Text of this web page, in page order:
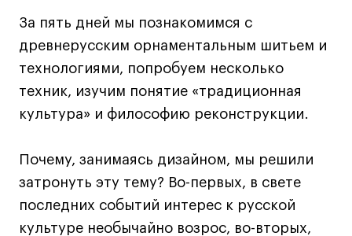
Интенсивы
Мода
Маркетинг
Иллюстрация
Диджитал
Интерьер
Лайфстайл
За пять дней мы познакомимся с
древнерусским орнаментальным шитьем и
технологиями, попробуем несколько
техник, изучим понятие «традиционная
культура» и философию реконструкции.
Почему, занимаясь дизайном, мы решили
затронуть эту тему? Во-первых, в свете
последних событий интерес к русской
культуре необычайно возрос, во-вторых,